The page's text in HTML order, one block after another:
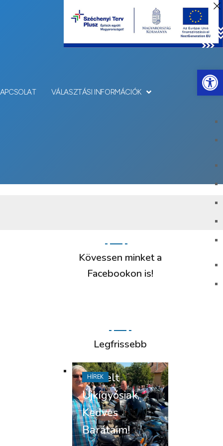
VÁLASZTÁSI INFORMÁCIÓK
Kövessen minket a
Facebookon is!
Legfrissebb
Tisztelt
Újkígyósiak,
Kedves
Barátaim!
HÍREK